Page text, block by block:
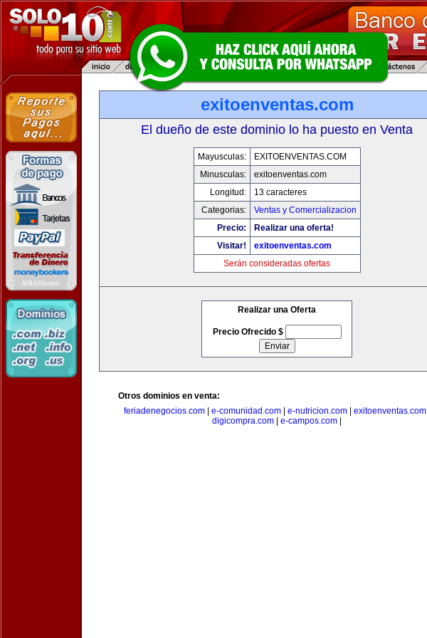
exitoenventas.com
El dueño de este dominio lo ha puesto en Venta
Mayusculas:
EXITOENVENTAS.COM
Minusculas:
exitoenventas.com
Longitud:
13 caracteres
Categorias:
Ventas y Comercializacion
Precio:
Realizar una oferta!
Visitar!
exitoenventas.com
Serán consideradas ofertas
Realizar una Oferta
Precio Ofrecido $
Otros dominios en venta:
feriadenegocios.com| e-comunidad.com| e-nutricion.com| exitoenventas.com|
digicompra.com
e-campos.com